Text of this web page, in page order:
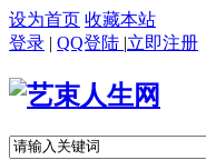
设为首页 收藏本站
登录 | QQ登陆 |立即注册